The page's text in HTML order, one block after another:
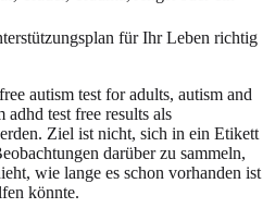
für Ihr Leben richtig
autism test for adults, autism and
adhd test free results als
Ziel ist nicht, sich in ein Etikett
darüber zu sammeln,
wie lange es schon vorhanden ist
könnte.